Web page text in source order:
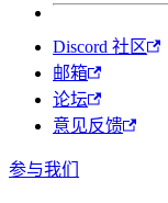
Discord 社区
邮箱
论坛
意见反馈
参与我们